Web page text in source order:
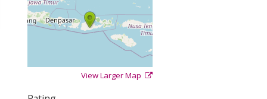
View Larger Map